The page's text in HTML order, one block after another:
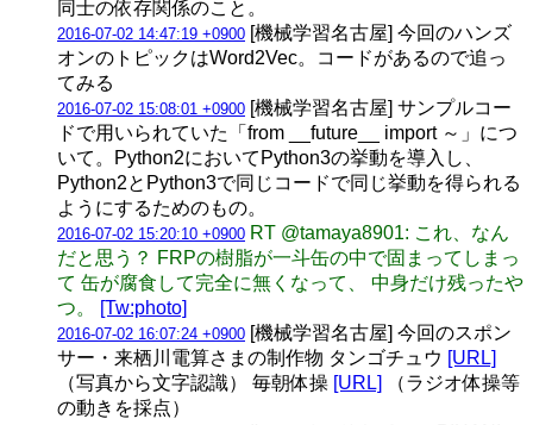
同士の依存関係のこと。
2016-07-02 14:47:19 +0900 [機械学習名古屋] 今回のハンズ
オンのトピックはWord2Vec。コードがあるので追っ
てみる
2016-07-02 15:08:01 +0900 [機械学習名古屋] サンプルコー
ドで用いられていた「from __future__ import ～」につ
いて。Python2においてPython3の挙動を導入し、
Python2とPython3で同じコードで同じ挙動を得られる
ようにするためのもの。
2016-07-02 15:20:10 +0900 RT @tamaya8901: これ、なん
だと思う？ FRPの樹脂が一斗缶の中で固まってしまっ
て 缶が腐食して完全に無くなって、 中身だけ残ったや
つ。
[Tw:photo]
2016-07-02 16:07:24 +0900 [機械学習名古屋] 今回のスポン
サー・来栖川電算さまの制作物 タンゴチュウ [URL]
（写真から文字認識） 毎朝体操 [URL]
（ラジオ体操等
の動きを採点）